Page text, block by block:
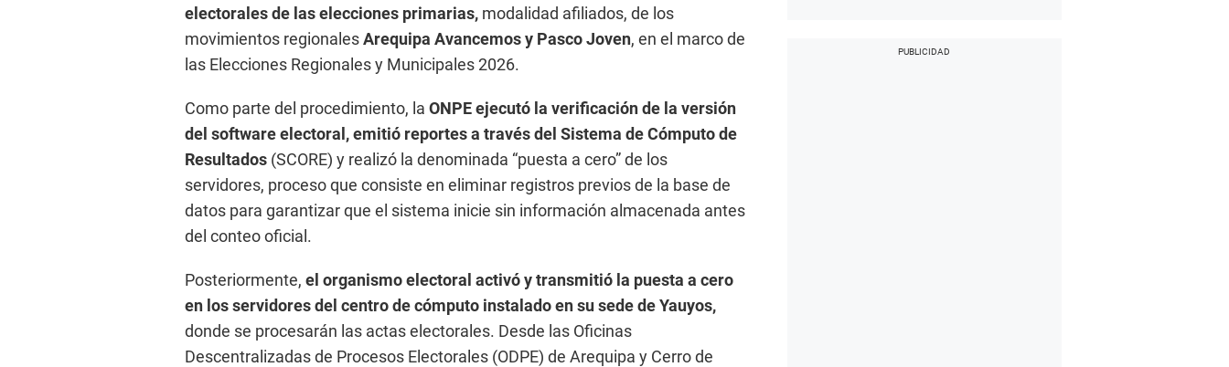
electorales de las elecciones primarias, modalidad afiliados, de los
movimientos regionalesArequipa Avancemos y Pasco Joven, en el marco de
las Elecciones Regionales y Municipales 2026.
Como parte del procedimiento, la ONPE ejecutó la verificación de la versión
del software electoral, emitió reportes a través del Sistema de Cómputo de
Resultados (SCORE) y realizó la denominada “puesta a cero” de los
servidores, proceso que consiste en eliminar registros previos de la base de
datos para garantizar que el sistema inicie sin información almacenada antes
del conteo oficial.
Posteriormente, el organismo electoral activó y transmitió la puesta a cero
en los servidores del centro de cómputo instalado en su sede de Yauyos,
donde se procesarán las actas electorales. Desde las Oficinas
Descentralizadas de Procesos Electorales (ODPE) de Arequipa y Cerro de